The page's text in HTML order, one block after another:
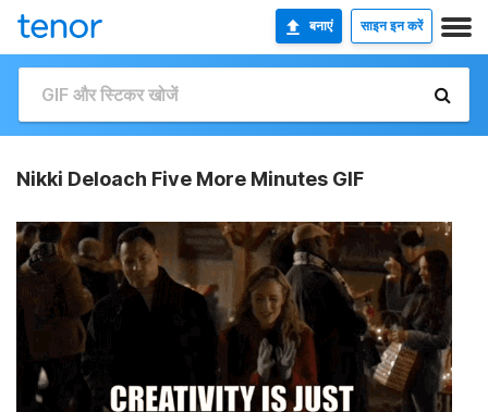
बनाएं साइन इन करें
Nikki Deloach Five More Minutes GIF